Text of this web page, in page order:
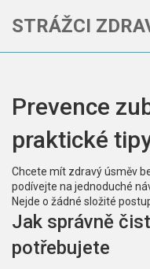
STRÁŽCI
Prevence
praktické
Chcete mít zdravý úsměv
podívejte na jednoduché
Nejde o žádné složité
Jak správně
potřebujete